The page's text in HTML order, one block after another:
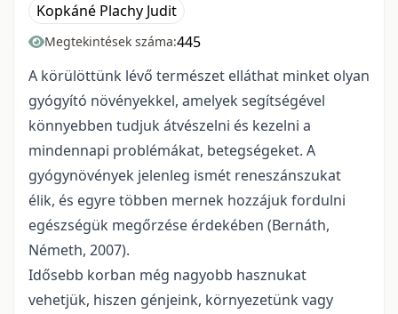
Kopkáné Plachy Judit
Megtekintések száma:445
A körülöttünk lévő természet elláthat minket olyan
gyógyító növényekkel, amelyek segítségével
könnyebben tudjuk átvészelni és kezelni a
mindennapi problémákat, betegségeket. A
gyógynövények jelenleg ismét reneszánszukat
élik, és egyre többen mernek hozzájuk fordulni
egészségük megőrzése érdekében (Bernáth,
Németh, 2007).
Idősebb korban még nagyobb hasznukat
vehetjük, hiszen génjeink, környezetünk vagy